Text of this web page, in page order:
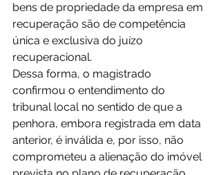
bens de propriedade da empresa em
recuperação são de competência
única e exclusiva do juízo
recuperacional.
Dessa forma, o magistrado
confirmou o entendimento do
tribunal local no sentido de que a
penhora, embora registrada em data
anterior, é inválida e, por isso, não
comprometeu a alienação do imóvel